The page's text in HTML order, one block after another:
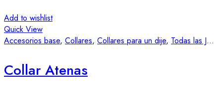
Add to wishlist
Quick View
Accesorios base, Collares, Collares para un dije, Todas las Joyas
Collar Atenas